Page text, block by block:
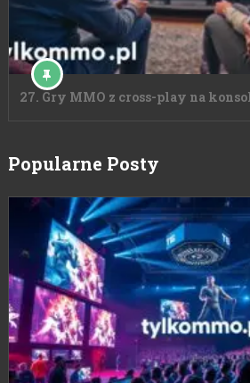
27. Gry MMO z cross-play na
Popularne Posty